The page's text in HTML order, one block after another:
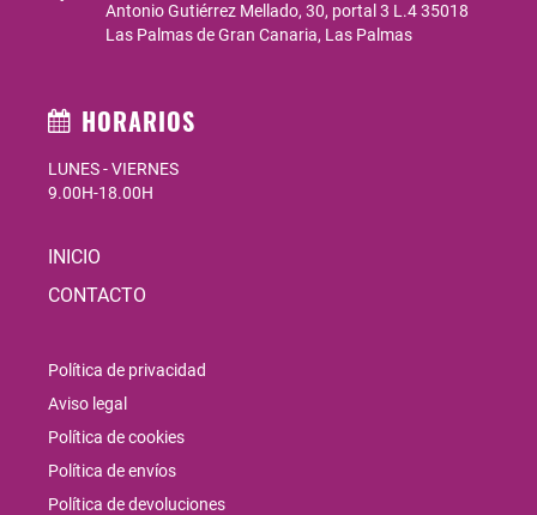
Antonio Gutiérrez Mellado, 30, portal 3 L.4 35018
Las Palmas de Gran Canaria, Las Palmas
HORARIOS
LUNES - VIERNES
9.00H-18.00H
INICIO
CONTACTO
Política de privacidad
Aviso legal
Política de cookies
Política de envíos
Política de devoluciones